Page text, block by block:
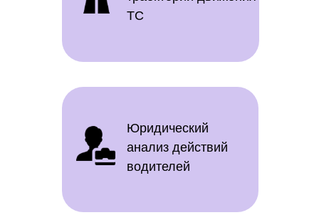
Юридический
анализ действий
водителей
ТС